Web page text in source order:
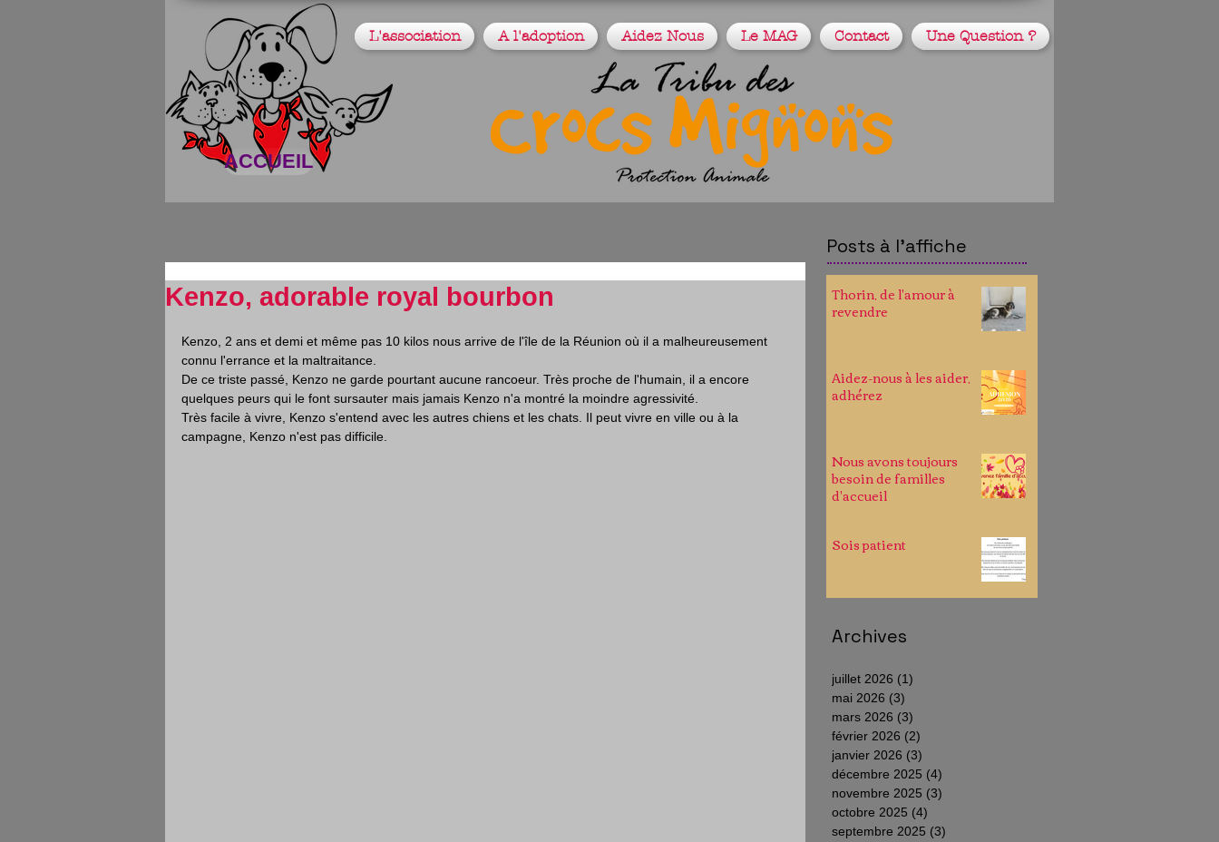
L'association A l'adoption Aidez Nous Le MAG Contact Une Question ?
ACCUEIL
Posts à l'affiche
Kenzo, adorable royal bourbon
Kenzo, 2 ans et demi et même pas 10 kilos nous arrive de l'île de la Réunion où il a malheureusement
connu l'errance et la maltraitance.
De ce triste passé, Kenzo ne garde pourtant aucune rancoeur. Très proche de l'humain, il a encore
quelques peurs qui le font sursauter mais jamais Kenzo n'a montré la moindre agressivité.
Très facile à vivre, Kenzo s'entend avec les autres chiens et les chats. Il peut vivre en ville ou à la
campagne, Kenzo n'est pas difficile.
Thorin, de l'amour à
revendre
Aidez-nous à les aider,
adhérez
Nous avons toujours
besoin de familles
d'accueil
Sois patient
Archives
juillet 2026 (1)
mai 2026 (3)
mars 2026 (3)
février 2026 (2)
janvier 2026 (3)
décembre 2025 (4)
novembre 2025 (3)
octobre 2025 (4)
septembre 2025 (3)